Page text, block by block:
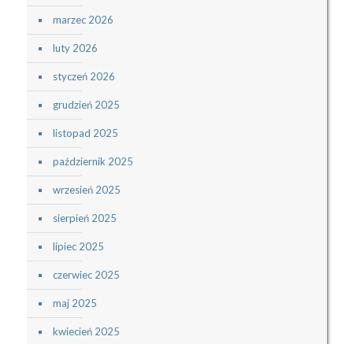
marzec 2026
luty 2026
styczeń 2026
grudzień 2025
listopad 2025
październik 2025
wrzesień 2025
sierpień 2025
lipiec 2025
czerwiec 2025
maj 2025
kwiecień 2025